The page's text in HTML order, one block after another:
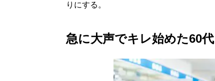
りにする。
急に大声でキレ始めた60